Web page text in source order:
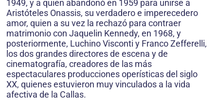
1949, y a quien abandonó en 1959 para unirse a
Aristóteles Onassis, su verdadero e imperecedero
amor, quien a su vez la rechazó para contraer
matrimonio con Jaquelin Kennedy, en 1968, y
posteriormente, Luchino Visconti y Franco Zefferelli,
los dos grandes directores de escena y de
cinematografía, creadores de las más
espectaculares producciones operísticas del siglo
XX, quienes estuvieron muy vinculados a la vida
afectiva de la Callas.